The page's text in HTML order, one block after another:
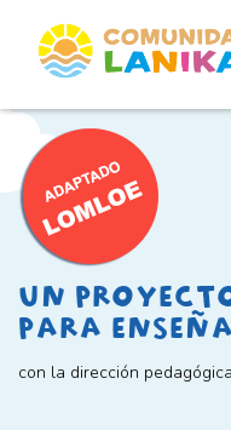
UN
PARA
con la dirección